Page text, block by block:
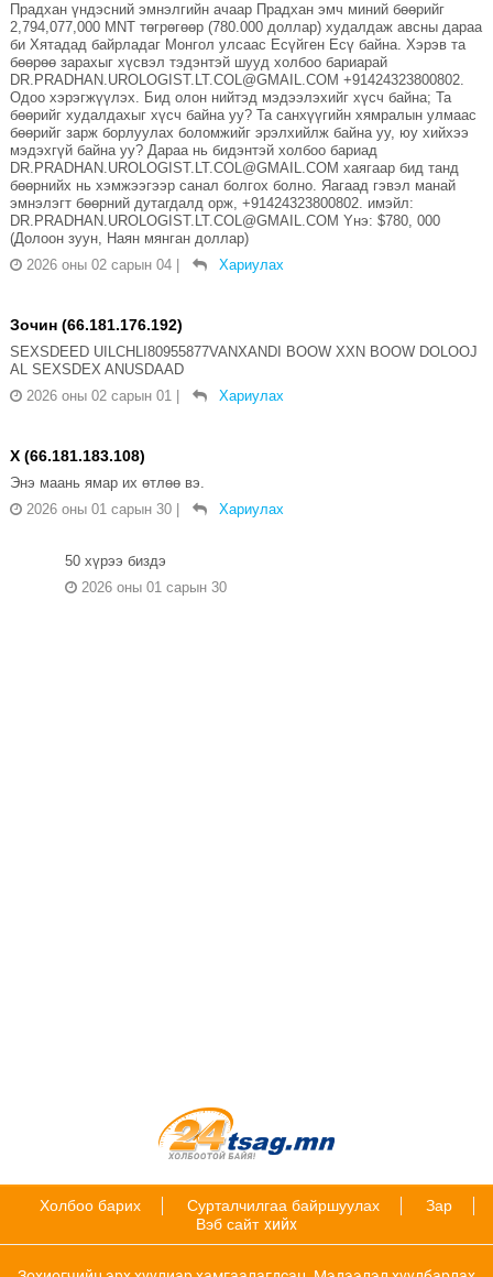
Прадхан үндэсний эмнэлгийн ачаар Прадхан эмч миний бөөрийг
2,794,077,000 MNT төгрөгөөр (780.000 доллар) худалдаж авсны дараа
би Хятадад байрладаг Монгол улсаас Есүйген Есү байна. Хэрэв та
бөөрөө зарахыг хүсвэл тэдэнтэй шууд холбоо бариарай
DR.PRADHAN.UROLOGIST.LT.COL@GMAIL.COM +91424323800802.
Одоо хэрэгжүүлэх. Бид олон нийтэд мэдээлэхийг хүсч байна; Та
бөөрийг худалдахыг хүсч байна уу? Та санхүүгийн хямралын улмаас
бөөрийг зарж борлуулах боломжийг эрэлхийлж байна уу, юу хийхээ
мэдэхгүй байна уу? Дараа нь бидэнтэй холбоо бариад
DR.PRADHAN.UROLOGIST.LT.COL@GMAIL.COM хаягаар бид танд
бөөрнийх нь хэмжээгээр санал болгох болно. Яагаад гэвэл манай
эмнэлэгт бөөрний дутагдалд орж, +91424323800802. имэйл:
DR.PRADHAN.UROLOGIST.LT.COL@GMAIL.COM Yнэ: $780, 000
(Долоон зуун, Наян мянган доллар)
2026 оны 02 сарын 04
Хариулах
Зочин (66.181.176.192)
SEXSDEED UILCHLI80955877VANXANDI BOOW XXN BOOW DOLOOJ
AL SEXSDEX ANUSDAAD
2026 оны 02 сарын 01
Хариулах
Х (66.181.183.108)
Энэ маань ямар их өтлөө вэ.
2026 оны 01 сарын 30
Хариулах
50 хүрээ биздэ
2026 оны 01 сарын 30
Холбоо барих Сурталчилгаа байршуулах
Зар
Вэб сайт хийх